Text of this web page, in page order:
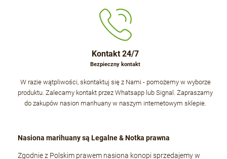
Kontakt 24/7
Bezpieczny kontakt
W razie wątpliwości, skontaktuj się z Nami - pomożemy w wyborze
produktu. Zalecamy kontakt przez Whatsapp lub Signal. Zapraszamy
do zakupów nasion marihuany w naszym internetowym sklepie.
Nasiona marihuany są Legalne & Notka prawna
Zgodnie z Polskim prawem nasiona konopi sprzedajemy w